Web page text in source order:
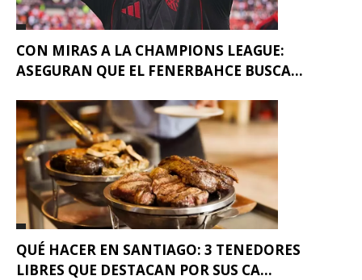
CON MIRAS A LA CHAMPIONS LEAGUE:
ASEGURAN QUE EL FENERBAHCE BUSCA...
QUÉ HACER EN SANTIAGO: 3 TENEDORES
LIBRES QUE DESTACAN POR SUS CA...